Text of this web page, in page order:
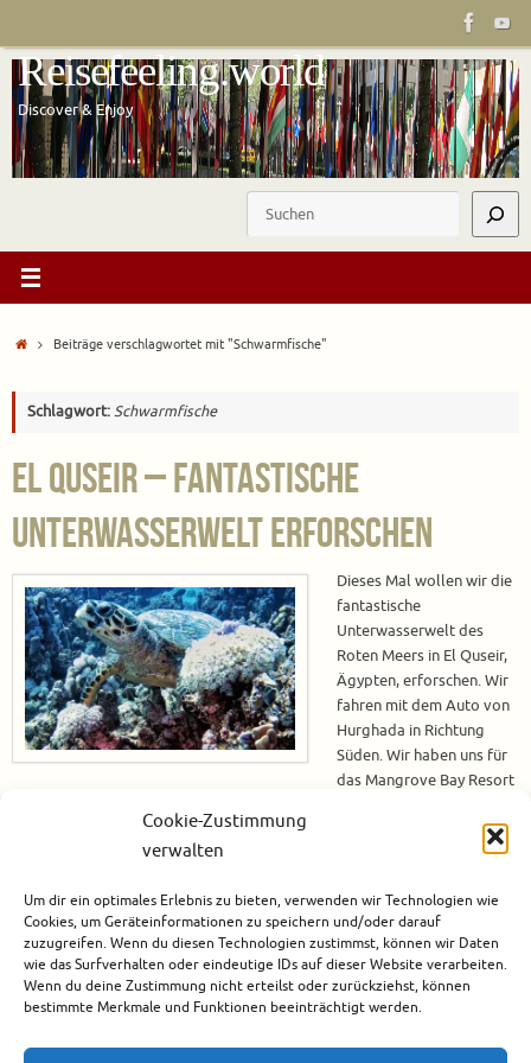
Cookie-Zustimmung
verwalten
Um dir ein optimales Erlebnis zu bieten, verwenden wir Technologien wie
Cookies, um Geräteinformationen zu speichern und/oder darauf
zuzugreifen. Wenn du diesen Technologien zustimmst, können wir Daten
wie das Surfverhalten oder eindeutige IDs auf dieser Website verarbeiten.
Wenn du deine Zustimmung nicht erteilst oder zurückziehst, können
bestimmte Merkmale und Funktionen beeinträchtigt werden.
springen
Reisefeeling.world
Discover & Enjoy
StartBeiträge verschlagwortet mit "Schwarmfische"
Schlagwort:Schwarmfische
El Quseir – Fantastische
Unterwasserwelt erforschen
Dieses Mal wollen wir die
fantastische
Unterwasserwelt des
Roten Meers in El Quseir,
Ägypten, erforschen. Wir
fahren mit dem Auto von
Hurghada in Richtung
Süden. Wir haben uns für
das Mangrove Bay Resort
ein Tauchcenter, welches uns wärmstens von Freunden empfohlen wurde.
Mangrove Bay Resort Das Mangrove Bay Resort liegt ca. 170 km südlich
Weiterlesen
Februar 23, 2020
Afrika,Ägypten ,El Quseir,Hotels,Marsa Alam,Rotes Meer,Tauchen